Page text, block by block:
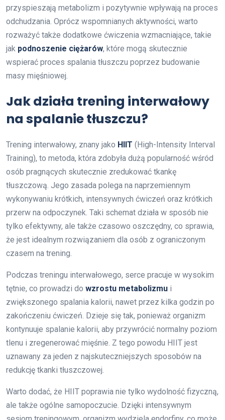
przyspieszają metabolizm i pozytywnie wpływają na proces
odchudzania. Oprócz wspomnianych aktywności, warto
rozważyć także dodatkowe ćwiczenia wzmacniające, takie
jak podnoszenie ciężarów, które mogą skutecznie
wspierać proces spalania tłuszczu poprzez budowanie
masy mięśniowej.
Jak działa trening interwałowy
na spalanie tłuszczu?
Trening interwałowy, znany jako HIIT (High-Intensity Interval
Training), to metoda, która zdobyła dużą popularność wśród
osób pragnących skutecznie zredukować tkankę
tłuszczową. Jego zasada polega na naprzemiennym
wykonywaniu krótkich, intensywnych ćwiczeń oraz krótkich
przerw na odpoczynek. Taki schemat działa w sposób nie
tylko efektywny, ale także czasowo oszczędny, co sprawia,
że jest idealnym rozwiązaniem dla osób z ograniczonym
czasem na trening.
Podczas treningu interwałowego, serce pracuje w wysokim
tętnie, co prowadzi do wzrostu metabolizmu i
zwiększonego spalania kalorii, nawet przez kilka godzin po
zakończeniu ćwiczeń. Dzieje się tak, ponieważ organizm
kontynuuje spalanie kalorii, aby przywrócić normalny poziom
tlenu i zregenerować mięśnie. Z tego powodu HIIT jest
uznawany za jeden z najskuteczniejszych sposobów na
redukcję tkanki tłuszczowej.
Warto dodać, że HIIT poprawia nie tylko wydolność fizyczną,
ale także ogólne samopoczucie. Dzięki intensywnym